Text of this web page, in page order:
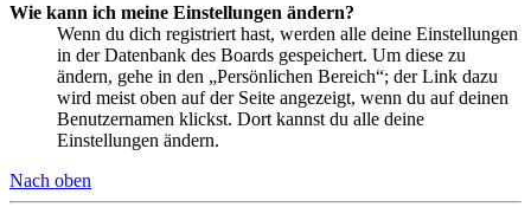
Wie kann ich meine Einstellungen ändern?
Wenn du dich registriert hast, werden alle deine Einstellungen
in der Datenbank des Boards gespeichert. Um diese zu
ändern, gehe in den „Persönlichen Bereich“; der Link dazu
wird meist oben auf der Seite angezeigt, wenn du auf deinen
Benutzernamen klickst. Dort kannst du alle deine
Einstellungen ändern.
Nach oben